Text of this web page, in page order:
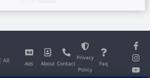
Ads About Contact
Privacy
Policy
Faq
All